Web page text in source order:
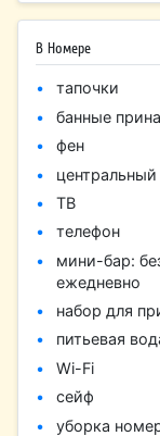
В Номере
тапочки
банные
фен
ТВ
телефон
мини-бар:
ежедневно
набор для
питьевая
Wi-Fi
сейф
уборка